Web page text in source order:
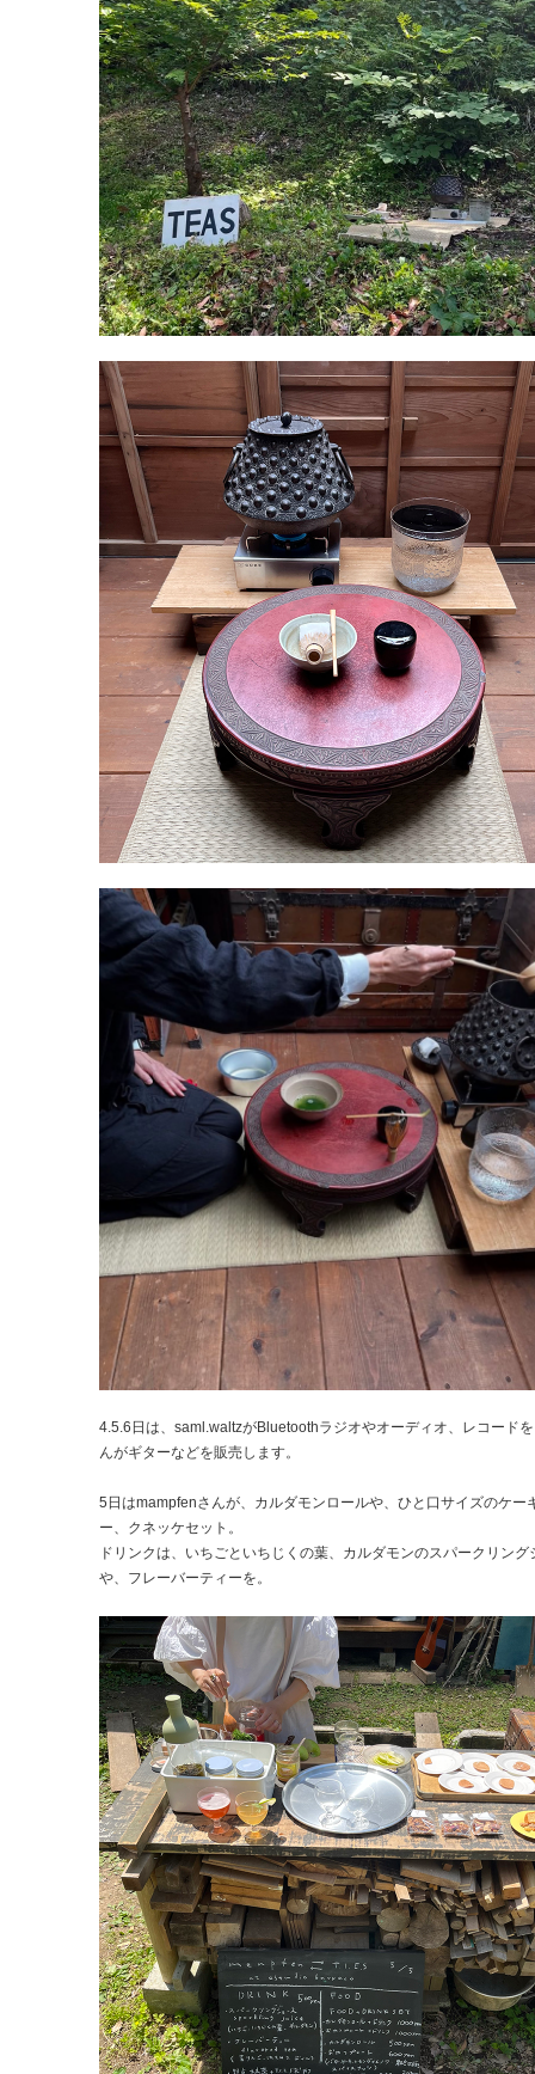
4.5.6日は、saml.waltzがBluetoothラジオやオーディオ、レコード
んがギターなどを販売します。
5日はmampfenさんが、カルダモンロールや、ひと口サイズのケー
ー、クネッケセット。
ドリンクは、いちごといちじくの葉、カルダモンのスパークリング
や、フレーバーティーを。